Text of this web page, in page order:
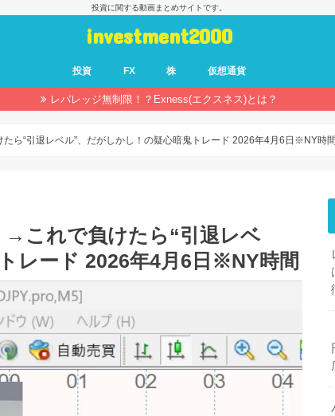
投資に関する動画まとめサイトです。
investment2000
投資 FX 株 仮想通貨
レバレッジ無制限！？Exness(エクスネス)とは？
ら“引退レベル”、だがしかし！の疑心暗鬼トレード 2026年4月6日※NY時間
→これで負けたら“引退レベ
レード 2026年4月6日※NY時間